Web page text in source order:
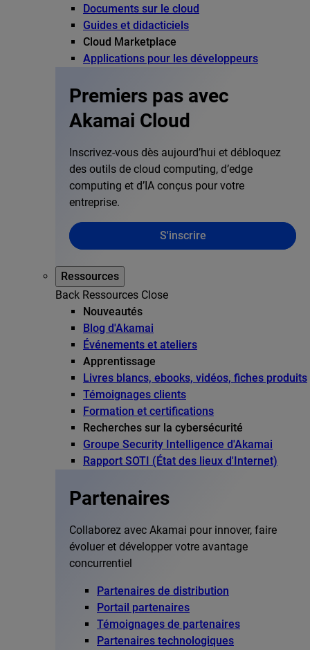
Documents sur le cloud
Guides et didacticiels
Cloud Marketplace
Applications pour les développeurs
Premiers pas avec
Akamai Cloud
Inscrivez-vous dès aujourd’hui et débloquez
des outils de cloud computing, d’edge
computing et d’IA conçus pour votre
entreprise.
S'inscrire
Ressources
Back Ressources Close
Nouveautés
Blog d'Akamai
Événements et ateliers
Apprentissage
Livres blancs, ebooks, vidéos, fiches produits
Témoignages clients
Formation et certifications
Recherches sur la cybersécurité
Groupe Security Intelligence d'Akamai
Rapport SOTI (État des lieux d'Internet)
Partenaires
Collaborez avec Akamai pour innover, faire
évoluer et développer votre avantage
concurrentiel
Partenaires de distribution
Portail partenaires
Témoignages de partenaires
Partenaires technologiques